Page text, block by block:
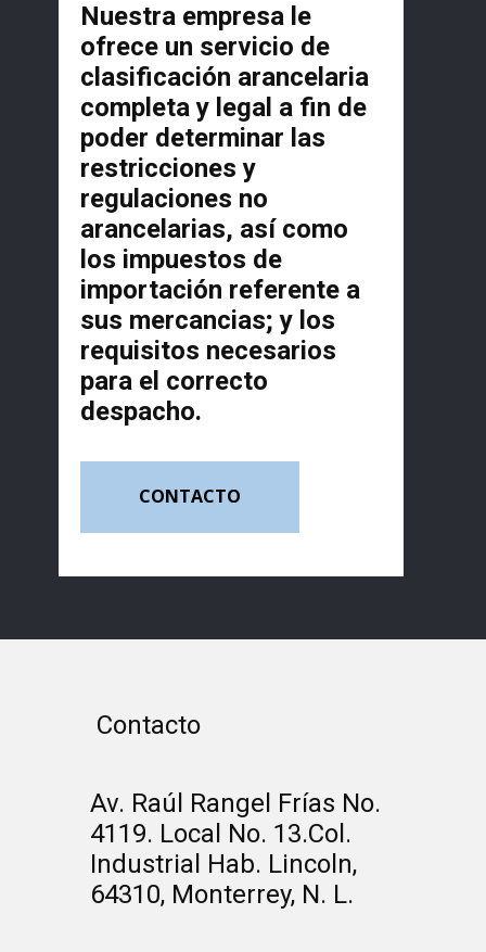
Nuestra empresa le
ofrece un servicio de
clasificación arancelaria
completa y legal a fin de
poder determinar las
restricciones y
regulaciones no
arancelarias, así como
los impuestos de
importación referente a
sus mercancias; y los
requisitos necesarios
para el correcto
despacho.
CONTACTO
Contacto
Av. Raúl Rangel Frías No.
4119. Local No. 13.Col.
Industrial Hab. Lincoln,
64310, Monterrey, N. L.